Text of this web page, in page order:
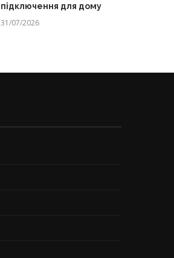
підключення для дому
31/07/2026